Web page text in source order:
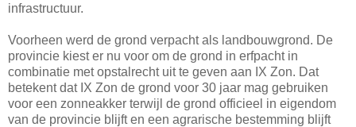
infrastructuur.
Voorheen werd de grond verpacht als landbouwgrond. De
provincie kiest er nu voor om de grond in erfpacht in
combinatie met opstalrecht uit te geven aan IX Zon. Dat
betekent dat IX Zon de grond voor 30 jaar mag gebruiken
voor een zonneakker terwijl de grond officieel in eigendom
van de provincie blijft en een agrarische bestemming blijft